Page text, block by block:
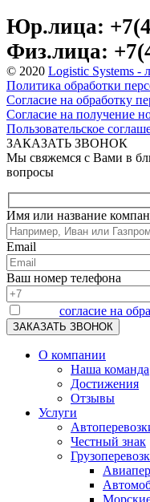
Юр.лица:
Физ.лица:
© 2020 Logistic Systems -
Политика обработки
Согласие на обработку
Согласие на получение
Пользовательское
ЗАКАЗАТЬ ЗВОНОК
Мы свяжемся с Вами в
вопросы
Имя или название
Email
Ваш номер телефона
согласие на
О компании
Наша команда
Достижения
Отзывы
Услуги
Честный знак